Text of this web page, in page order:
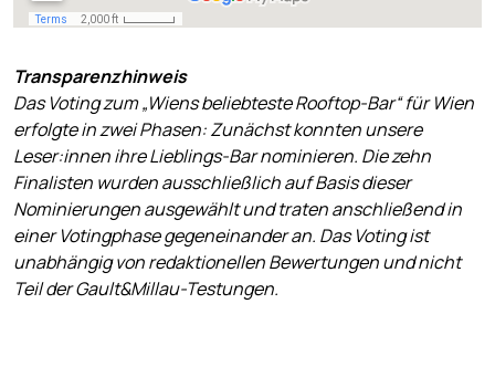
Transparenzhinweis
Das Voting zum „Wiens beliebteste Rooftop-Bar“ für Wien
erfolgte in zwei Phasen: Zunächst konnten unsere
Leser:innen ihre Lieblings-Bar nominieren. Die zehn
Finalisten wurden ausschließlich auf Basis dieser
Nominierungen ausgewählt und traten anschließend in
einer Votingphase gegeneinander an. Das Voting ist
unabhängig von redaktionellen Bewertungen und nicht
Teil der Gault&Millau-Testungen.